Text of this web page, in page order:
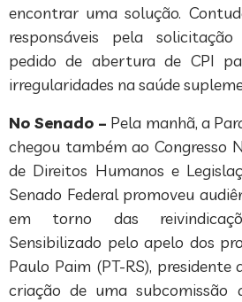
encontrar uma solução.
responsáveis pela
pedido de abertura de CPI
irregularidades na saúde
No Senado – Pela manhã, a
chegou também ao Congresso
de Direitos Humanos e
Senado Federal promoveu
em torno das
Sensibilizado pelo apelo dos
Paulo Paim (PT-RS), presidente
criação de uma subcomissão